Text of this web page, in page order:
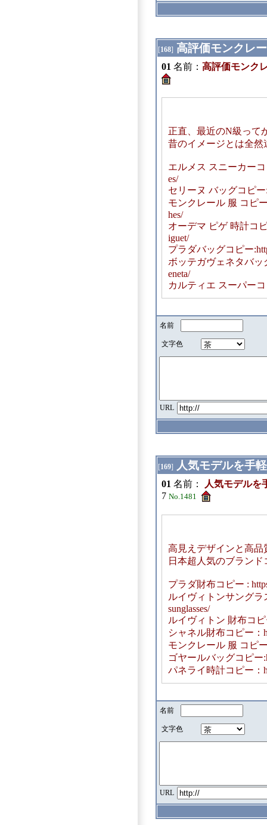
[168] 高評価モンクレ
01 名前： 高評価モンク
正直、最近のN級って
昔のイメージとは全然
エルメス スニーカーコ
es/
セリーヌ バッグコピー
モンクレール 服 コピー
hes/
オーデマ ピゲ 時計コピ
iguet/
プラダバッグコピー
ボッテガヴェネタバッ
eneta/
カルティエ スーパーコ
名前
文字色
URL
[169] 人気モデルを手
01 名前：
人気モデルを
7 No.1481
高見えデザインと高
日本超人気のブラン
プラダ財布コピー :
ルイヴィトンサングラ
sunglasses/
ルイヴィトン 財布コピ
シャネル財布コピー：
モンクレール 服 コピー
ゴヤールバッグコピー
パネライ時計コピー：
名前
文字色
URL